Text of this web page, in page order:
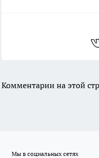
Комментарии на этой
Мы в социальных сетях